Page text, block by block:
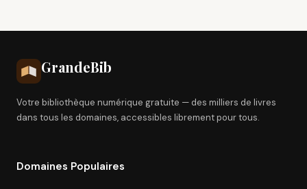
GrandeBib
Votre bibliothèque numérique gratuite — des milliers de livres
dans tous les domaines, accessibles librement pour tous.
Domaines Populaires